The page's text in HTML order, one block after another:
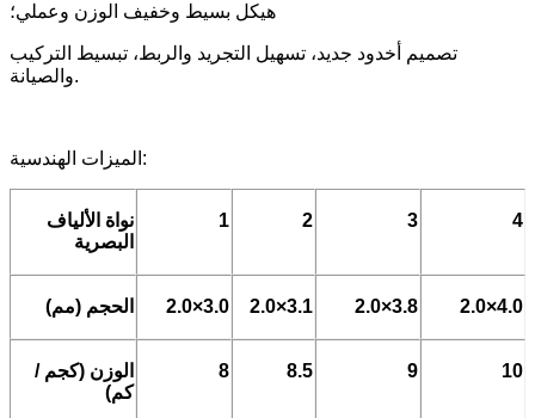
هيكل بسيط وخفيف الوزن وعملي؛
تصميم أخدود جديد، تسهيل التجريد والربط، تبسيط التركيب
والصيانة.
الميزات الهندسية:
نواة الألياف
البصرية
1 2 3 4
الحجم (مم) 2.0×3.0 2.0×3.1 2.0×3.8 2.0×4.0
الوزن (كجم /
كم)
8 8.5 9 10